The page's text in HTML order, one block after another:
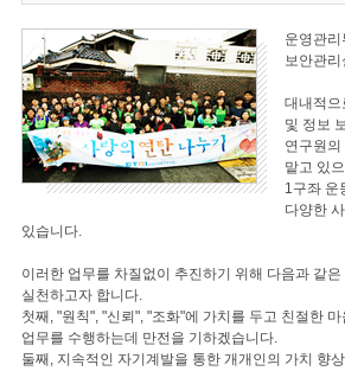
운영관
보안관
대내적으
및 정보
연구원
맡고 있
1구좌 운
다양한
있습니다.
이러한 업무를 차질없이 추진하기 위해 다음과 같
실천하고자 합니다.
첫째, "원칙", "신뢰", "조화"에 가치를 두고 친절한
업무를 수행하는데 만전을 기하겠습니다.
둘째, 지속적인 자기계발을 통한 개개인의 가치 향